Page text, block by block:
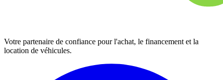
Votre partenaire de confiance pour l'achat, le financement et la
location de véhicules.